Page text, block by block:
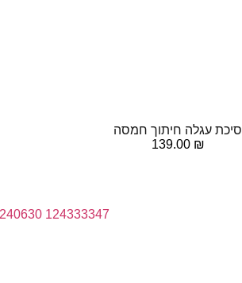
סיכת עגלה חיתוך חמסה
139.00 ₪